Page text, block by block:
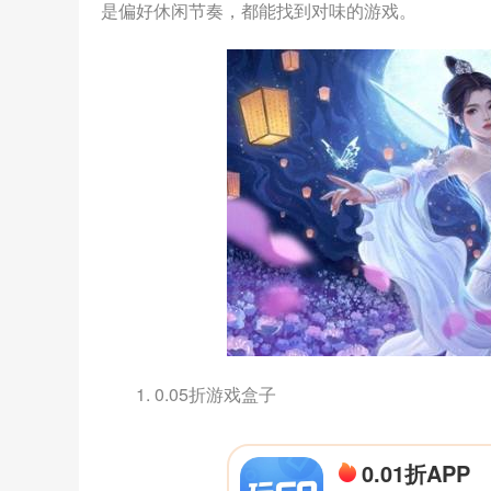
是偏好休闲节奏，都能找到对味的游戏。
1. 0.05折游戏盒子
0.01折APP